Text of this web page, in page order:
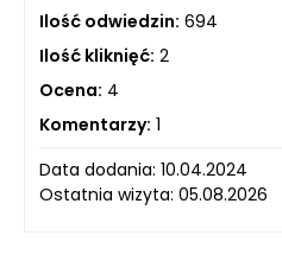
Ilość odwiedzin: 694
Ilość kliknięć: 2
Ocena: 4
Komentarzy: 1
Data dodania: 10.04.2024
Ostatnia wizyta: 05.08.2026